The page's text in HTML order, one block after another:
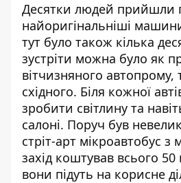
Десятки людей прийшли
найоригінальніші
тут було також кілька
зустріти можна було як
вітчизняного автопрому,
східного. Біля кожної
зробити світлину та
салоні. Поруч був
стріт-арт мікроавтобус
захід коштував всього 50
вони підуть на корисне